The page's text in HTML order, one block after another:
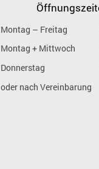
Montag – Freitag
Montag + Mittwoch
Donnerstag
oder nach Vereinbarung